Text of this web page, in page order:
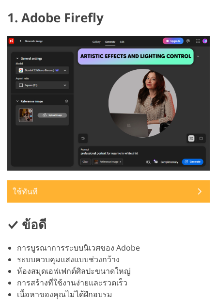
1. Adobe Firefly
ใช้ทันที
ข้อดี
การบูรณาการระบบนิเวศของ Adobe
ระบบควบคุมแสงแบบช่วงกว้าง
ห้องสมุดเอฟเฟกต์ศิลปะขนาดใหญ่
การสร้างที่ใช้งานง่ายและรวดเร็ว
เนื้อหาของคุณไม่ได้ฝึกอบรม